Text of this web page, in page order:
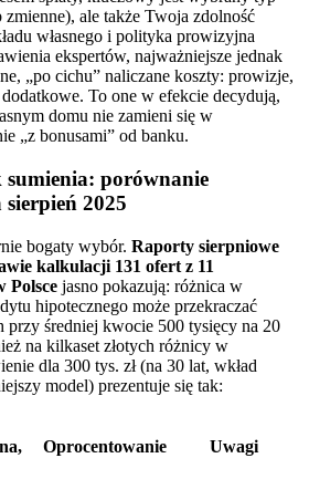
zmienne), ale także Twoja zdolność
własnego i polityka prowizyjna
ekspertów, najważniejsze jednak
„po cichu” naliczane koszty: prowizje,
To one w efekcie decydują,
domu nie zamieni się w
„z bonusami” od banku.
porównanie
2025
bogaty wybór. Raporty sierpniowe
kalkulacji 131 ofert z 11
Polsce jasno pokazują: różnica w
hipotecznego może przekraczać
przy średniej kwocie 500 tysięcy na 20
na kilkaset złotych różnicy w
dla 300 tys. zł (na 30 lat, wkład
model) prezentuje się tak:
Oprocentowanie Uwagi